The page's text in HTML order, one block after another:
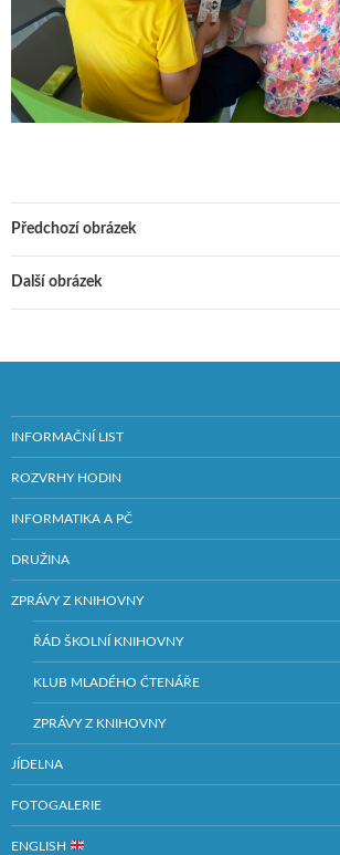
Předchozí obrázek
Další obrázek
INFORMAČNÍ LIST
ROZVRHY HODIN
INFORMATIKA A PČ
DRUŽINA
ZPRÁVY Z KNIHOVNY
ŘÁD ŠKOLNÍ KNIHOVNY
KLUB MLADÉHO ČTENÁŘE
ZPRÁVY Z KNIHOVNY
JÍDELNA
FOTOGALERIE
ENGLISH